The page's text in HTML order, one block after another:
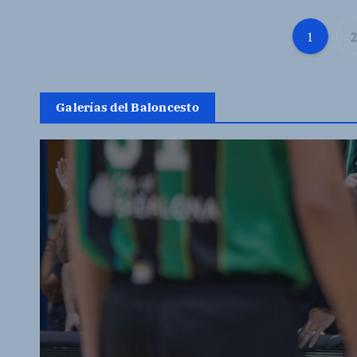
P
1 2
Galerías del Baloncesto